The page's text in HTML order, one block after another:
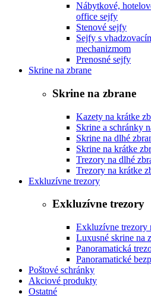
Nábytkové,
office sejfy
Stenové sejfy
Sejfy s
mechanizmom
Prenosné sejfy
Skrine na zbrane
Skrine na zbrane
Kazety na krátke
Skrine a schránky
Skrine na dlhé
Skrine na krátke
Trezory na dlhé
Trezory na krátke
Exkluzívne trezory
Exkluzívne trezory
Exkluzívne trezory
Luxusné skrine na
Panoramatická
Panoramatické
Poštové schránky
Akciové produkty
Ostatné